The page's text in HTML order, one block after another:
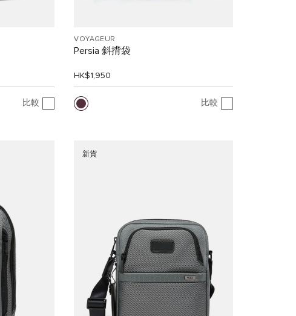
比較
VOYAGEUR
Persia 斜揹袋
HK$1,950
比較
新貨